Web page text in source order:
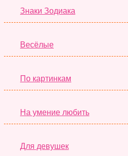
Знаки Зодиака
Весёлые
По картинкам
На умение любить
Для девушек